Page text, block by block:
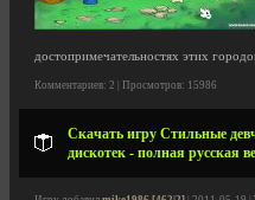
достопримечательностях этих
Комментариев: 2 | Просмотров: 15986
Скачать игру Стильные
дискотек - полная русская